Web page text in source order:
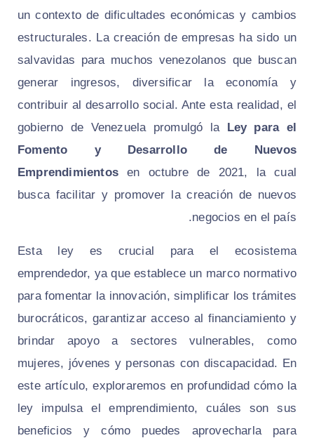
un contexto de dificultades económicas y cambios
estructurales. La creación de empresas ha sido un
salvavidas para muchos venezolanos que buscan
generar ingresos, diversificar la economía y
contribuir al desarrollo social. Ante esta realidad, el
gobierno de Venezuela promulgó la Ley para el
Fomento y Desarrollo de Nuevos
Emprendimientos en octubre de 2021, la cual
busca facilitar y promover la creación de nuevos
negocios en el país.
Esta ley es crucial para el ecosistema
emprendedor, ya que establece un marco normativo
para fomentar la innovación, simplificar los trámites
burocráticos, garantizar acceso al financiamiento y
brindar apoyo a sectores vulnerables, como
mujeres, jóvenes y personas con discapacidad. En
este artículo, exploraremos en profundidad cómo la
ley impulsa el emprendimiento, cuáles son sus
beneficios y cómo puedes aprovecharla para